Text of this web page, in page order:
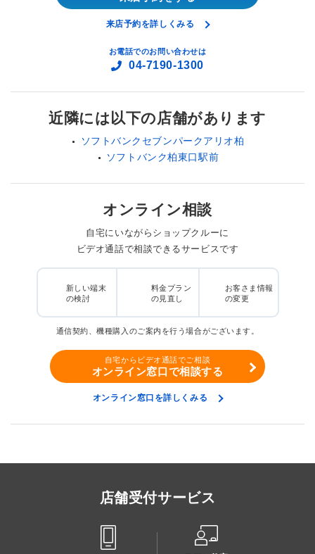
来店予約を詳しくみる
お電話でのお問い合わせは
04-7190-1300
近隣には以下の店舗があります
ソフトバンクセブンパークアリオ柏
ソフトバンク柏東口駅前
オンライン相談
自宅にいながらショップクルーに
ビデオ通話で相談できるサービスです
新しい端末
の検討
料金プラン
の見直し
お客さま情報
の変更
通信契約、機種購入のご案内を行う場合がございます。
自宅からビデオ通話でご相談
オンライン窓口で相談する
オンライン窓口を詳しくみる
店舗受付サービス